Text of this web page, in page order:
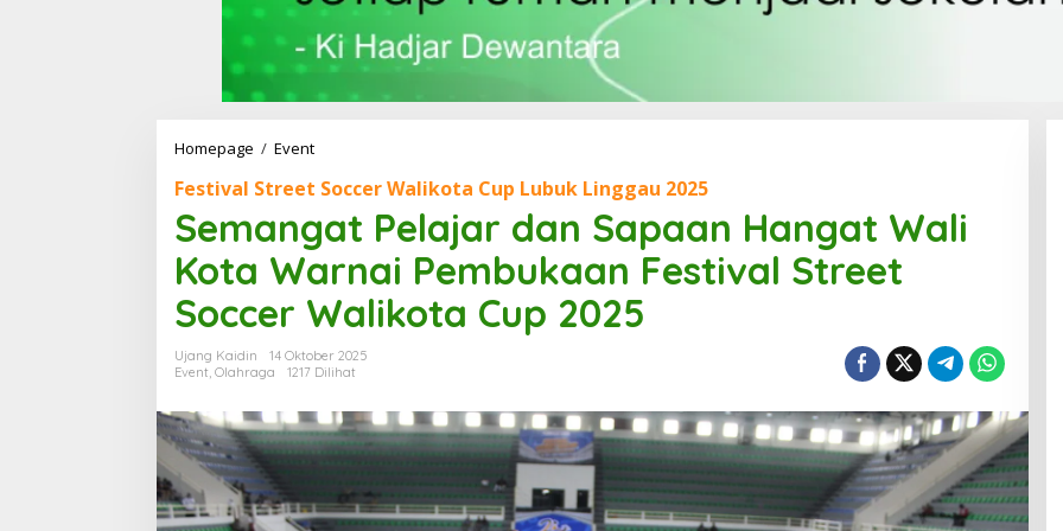
Homepage / Event
m
n
g
a
P
l
a
a
r
n
Festival Street Soccer Walikota Cup Lubuk Linggau 2025
Semangat Pelajar dan Sapaan Hangat Wali
Kota Warnai Pembukaan Festival Street
Soccer Walikota Cup 2025
Ujang Kaidin
14 Oktober 2025
Event, Olahraga 1217 Dilihat